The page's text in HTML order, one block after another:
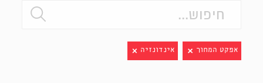
אפקט המחוך אינדונזיה